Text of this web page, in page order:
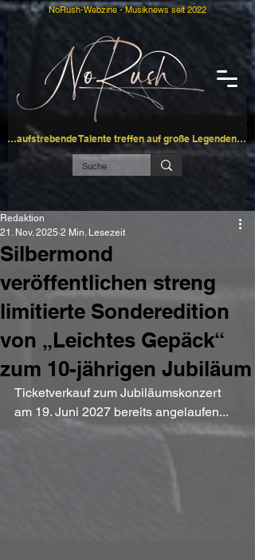
…aufstrebende Talente treffen auf große Legenden…
NoRush-Webzine - Musiknews seit 2022
Silbermond
veröffentlichen streng
limitierte Sonderedition
von „Leichtes Gepäck“
zum 10-jährigen Jubiläum
Redaktion
21. Nov. 2025 2 Min. Lesezeit
Ticketverkauf zum Jubiläumskonzert
am 19. Juni 2027 bereits angelaufen...